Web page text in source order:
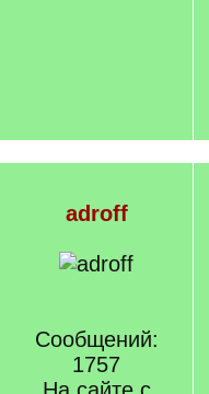
adroff
Сообщений:
1757